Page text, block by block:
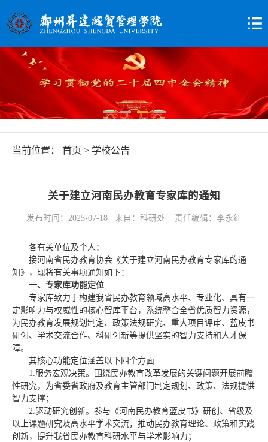
当前位置： 首页 > 学校公告
关于建立河南民办教育专家库的通知
发布时间：2025-07-18 来自：科研处 责任编辑：李永红
各有关单位及个人：
接河南省民办教育协会《关于建立河南民办教育专家库的通
知》，现将有关事项通知如下：
一、专家库功能定位
专家库致力于构建我省民办教育领域高水平、专业化、具有一
定影响力与权威性的核心智库平台，系统整合全省优质智力资源，
为民办教育发展规划制定、政策法规研究、重大项目评审、蓝皮书
研创、学术交流合作、科研创新等提供坚实的智力支持和人才保
障。
其核心功能定位涵盖以下四个方面
1.服务宏观决策。围绕民办教育改革发展的关键问题开展前瞻
性研究，为省委省政府及教育主管部门制定规划、政策、法规提供
智力支撑；
2.驱动研究创新。参与《河南民办教育蓝皮书》研创、省级及
以上课题研究及高水平学术交流，推动民办教育理论、政策和实践
创新，提升我省民办教育科研水平与学术影响力；